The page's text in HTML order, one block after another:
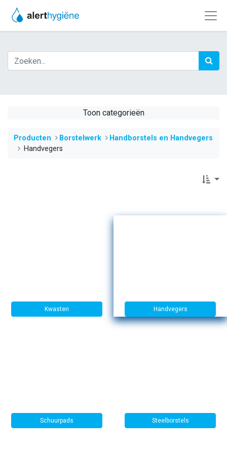
Toon categorieën
Producten ​​​​​​​​​​​​​​​​​​​​​Borstelwerk
​​Handborstels en Handvegers
Handvegers
Kwasten Handvegers
Schuurpads Steelborstels